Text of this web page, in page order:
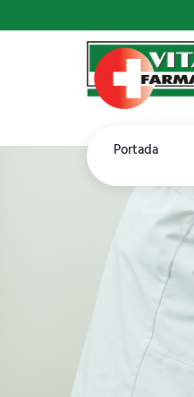
Portada